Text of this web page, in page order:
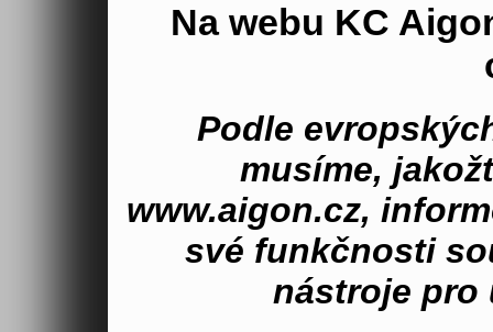
Na webu KC
Podle
musíme,
www.aigon.cz,
své funkčnosti
nástroje pro